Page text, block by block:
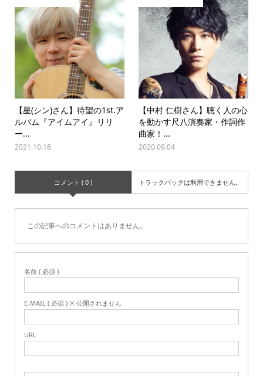
【星(シン)さん】待望の1st.ア
ルバム『アイムアイ』リリ
ー...
2021.10.18
【中村 仁樹さん】聴く人の心
を動かす尺八演奏家・作詞作
曲家！...
2020.09.04
コメント ( 0 ) トラックバックは利用できません。
この記事へのコメントはありません。
名前 ( 必須 )
E-MAIL ( 必須 ) ※ 公開されません
URL